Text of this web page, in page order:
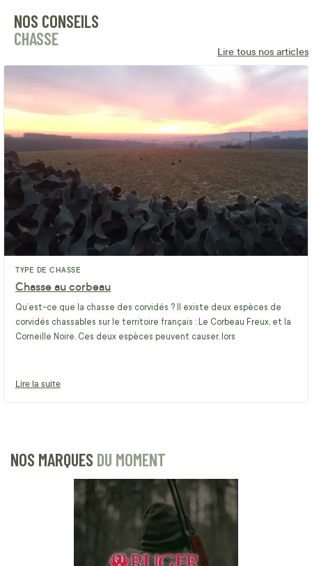
NOS CONSEILS
CHASSE
Lire tous nos articles
TYPE DE CHASSE
Chasse au corbeau
Qu’est-ce que la chasse des corvidés ? Il existe deux espèces de
corvidés chassables sur le territoire français : Le Corbeau Freux, et la
Corneille Noire. Ces deux espèces peuvent causer, lors
Lire la suite
NOS MARQUES DU MOMENT